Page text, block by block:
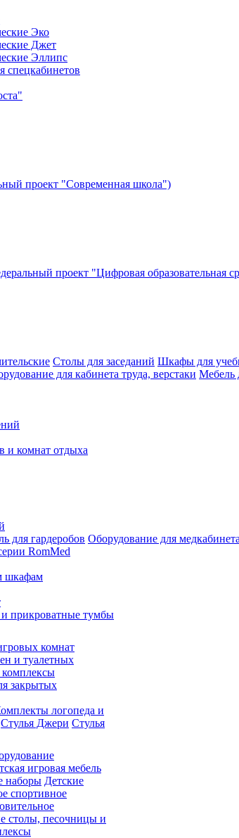
Эко
Джет
Эллипс
спецкабинетов
проект "Современная школа")
проект "Цифровая образовательная
Столы для заседаний Шкафы для
для кабинета труда, верстаки Мебель
и комнат отдыха
для гардеробов Оборудование для медкабинета
RomMed
шкафам
прикроватные тумбы
комнат
и туалетных
закрытых
логопеда и
Стулья Джери Стулья
игровая мебель
наборы Детские
спортивное
столы, песочницы и